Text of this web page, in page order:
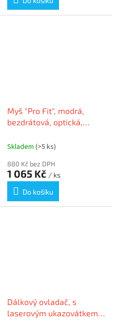
Myš "Pro Fit", modrá,
bezdrátová, optická,
KENSINGTON
Skladem (>5 ks)
880 Kč bez DPH
1 065 Kč / ks
Do košíku
Dálkový ovladač, s
laserovým ukazovátkem,